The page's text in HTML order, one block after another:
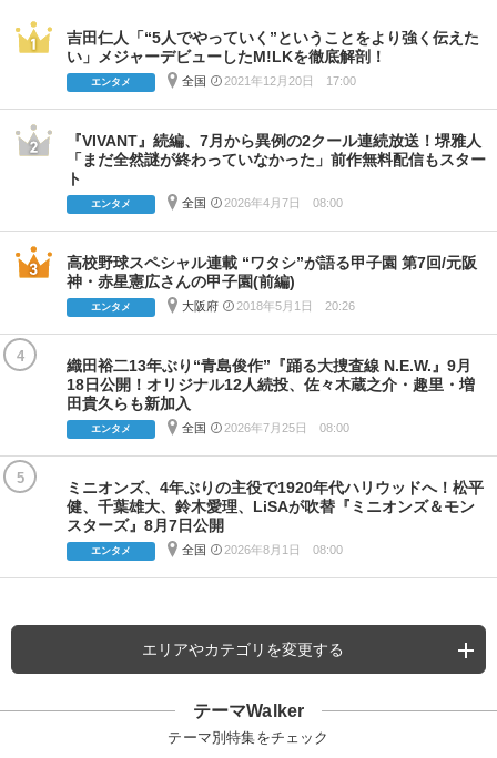
吉田仁人「“5人でやっていく”ということをより強く伝えた
い」メジャーデビューしたM!LKを徹底解剖！
エンタメ 全国 2021年12月20日 17:00
『VIVANT』続編、7月から異例の2クール連続放送！堺雅人
「まだ全然謎が終わっていなかった」前作無料配信もスター
ト
エンタメ 全国 2026年4月7日 08:00
高校野球スペシャル連載 “ワタシ”が語る甲子園 第7回/元阪
神・赤星憲広さんの甲子園(前編)
エンタメ 大阪府 2018年5月1日 20:26
4
織田裕二13年ぶり“青島俊作”『踊る大捜査線 N.E.W.』9月
18日公開！オリジナル12人続投、佐々木蔵之介・趣里・増
田貴久らも新加入
エンタメ 全国 2026年7月25日 08:00
5
ミニオンズ、4年ぶりの主役で1920年代ハリウッドへ！松平
健、千葉雄大、鈴木愛理、LiSAが吹替『ミニオンズ＆モン
スターズ』8月7日公開
エンタメ 全国 2026年8月1日 08:00
エリアやカテゴリを変更する
テーマWalker
テーマ別特集をチェック